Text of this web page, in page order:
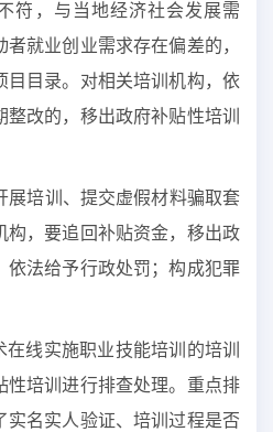
符，与当地经济社会发展需
就业创业需求存在偏差的，
目目录。对相关培训机构，依
改的，移出政府补贴性培训
培训、提交虚假材料骗取套
构，要追回补贴资金，移出政
依法给予行政处罚；构成犯罪
实施职业技能培训的培训
性培训进行排查处理。重点排
实名实人验证、培训过程是否